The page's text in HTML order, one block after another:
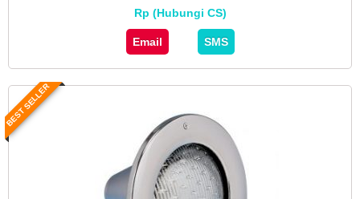
Rp (Hubungi CS)
Email SMS
BEST SELLER